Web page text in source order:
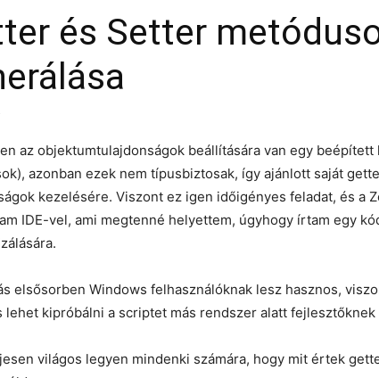
és Setter
az objektumtulajdonságok beállítására van egy beépített
azonban ezek nem típusbiztosak, így ajánlott saját
kezelésére. Viszont ez igen időigényes feladat, és a
IDE-vel, ami megtenné helyettem, úgyhogy írtam egy
elsősorben Windows felhasználóknak lesz hasznos,
lehet kipróbálni a scriptet más rendszer alatt fejlesztőknek
világos legyen mindenki számára, hogy mit értek